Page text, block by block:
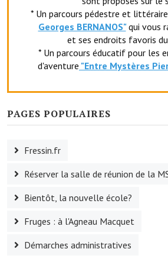
Le foyer rural
Le club de l'amitié
Le comité des fêtes
Le foyer de la Planquette
* Un parcours pédestre et littéraire
Georges BERNANOS" qui vous
et ses endroits favoris
* Un parcours éducatif pour les
d'aventure "Entre Mystères
PAGES POPULAIRES
Fressin.fr
Réserver la salle de réunion de la
Bientôt, la nouvelle école?
Fruges : à l'Agneau Macquet
Démarches administratives